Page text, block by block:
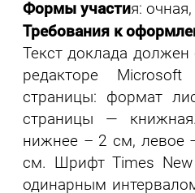
Формы участия:
Требования к
Текст доклада должен
редакторе
страницы: формат
страницы —
нижнее – 2 см, левое
см. Шрифт Times New
одинарным